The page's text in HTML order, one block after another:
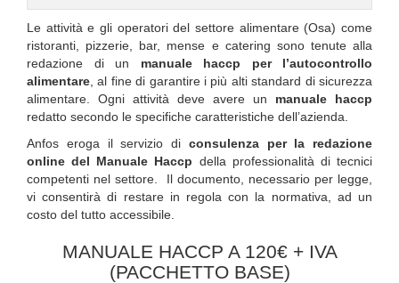
Le attività e gli operatori del settore alimentare (Osa) come
ristoranti, pizzerie, bar, mense e catering sono tenute alla
redazione di un manuale haccp per l’autocontrollo
alimentare , al fine di garantire i più alti standard di sicurezza
alimentare. Ogni attività deve avere un manuale haccp
redatto secondo le specifiche caratteristiche dell’azienda.
Anfos eroga il servizio di consulenza per la redazione
online del Manuale Haccp della professionalità di tecnici
competenti nel settore. Il documento, necessario per legge,
vi consentirà di restare in regola con la normativa, ad un
costo del tutto accessibile.
MANUALE HACCP A 120€ + IVA
(PACCHETTO BASE)